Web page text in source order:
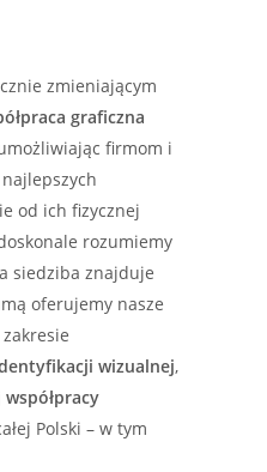
zmieniającym
graficzna
firmom i
od ich fizycznej
rozumiemy
siedziba znajduje
oferujemy nasze
wizualnej,
współpracy
Polski – w tym